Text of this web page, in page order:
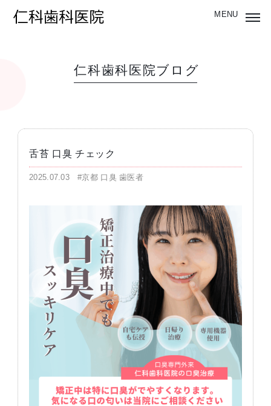
仁科歯科医院ブログ
舌苔 口臭 チェック
2025.07.03#京都 口臭 歯医者